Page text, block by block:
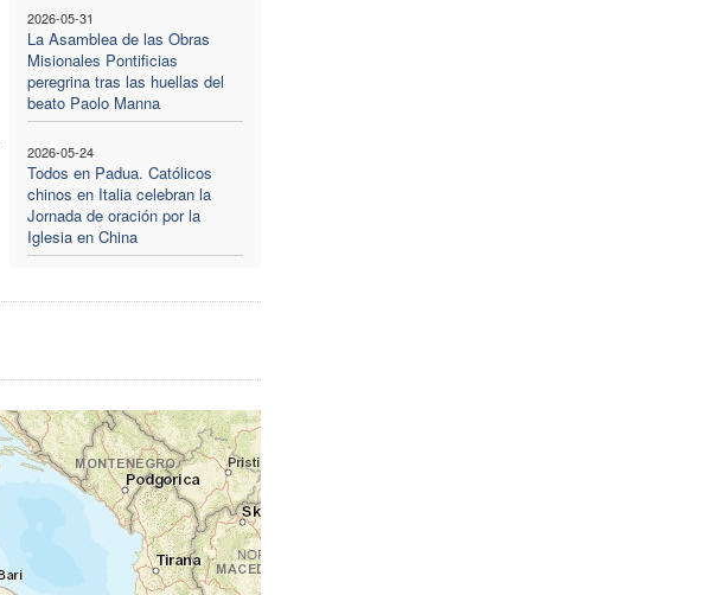
2026-05-31
La Asamblea de las Obras
Misionales Pontificias
peregrina tras las huellas del
beato Paolo Manna
2026-05-24
Todos en Padua. Católicos
chinos en Italia celebran la
Jornada de oración por la
Iglesia en China